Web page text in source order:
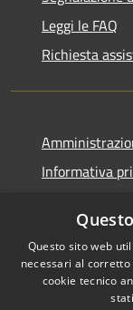
Leggi le FAQ
Richiesta
Informativa
Questo sito web
necessari al
cookie tecnico